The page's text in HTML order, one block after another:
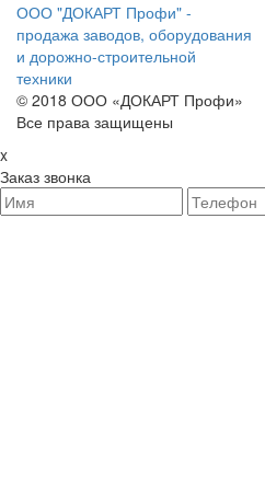
ООО "ДОКАРТ Профи" -
продажа заводов, оборудования
и дорожно-строительной
техники
© 2018 ООО «ДОКАРТ Профи»
Все права защищены
x
Заказ звонка